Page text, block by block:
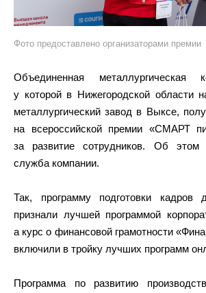
Фото предоставлено организаторами премии
Объединенная металлургическая
у которой в Нижегородской области
металлургический завод в Выксе,
на всероссийской премии «СМАРТ
за развитие сотрудников. Об этом
служба компании.
Так, программу подготовки кадров
признали лучшей программой
а курс о финансовой грамотности
включили в тройку лучших программ
Программа по развитию